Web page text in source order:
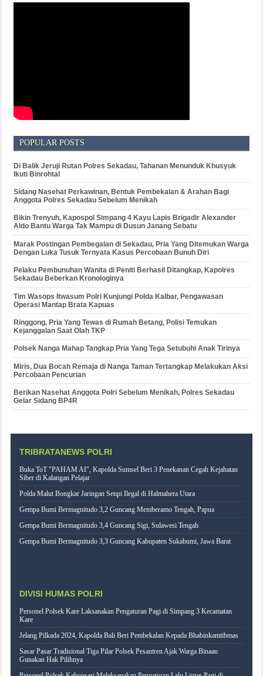
POPULAR POSTS
Di Balik Jeruji Rutan Polres Sekadau, Tahanan Menunduk Khusyuk
Ikuti Binrohtal
Sidang Nasehat Perkawinan, Bentuk Pembekalan & Arahan Bagi
Anggota Polres Sekadau Sebelum Menikah
Bikin Trenyuh, Kapospol Simpang 4 Kayu Lapis Brigadir Alexander
Aldo Bantu Warga Tak Mampu di Dusun Janang Sebatu
Marak Postingan Pembegalan di Sekadau, Pria Yang Ditemukan Warga
Dengan Luka Tusuk Ternyata Kasus Percobaan Bunuh Diri
Pelaku Pembunuhan Wanita di Peniti Berhasil Ditangkap, Kapolres
Sekadau Beberkan Kronologinya
Tim Wasops Itwasum Polri Kunjungi Polda Kalbar, Pengawasan
Operasi Mantap Brata Kapuas
Ringgong, Pria Yang Tewas di Rumah Betang, Polisi Temukan
Kejanggalan Saat Olah TKP
Polsek Nanga Mahap Tangkap Pria Yang Tega Setubuhi Anak Tirinya
Miris, Dua Bocah Remaja di Nanga Taman Tertangkap Melakukan Aksi
Percobaan Pencurian
Berikan Nasehat Anggota Polri Sebelum Menikah, Polres Sekadau
Gelar Sidang BP4R
TRIBRATANEWS POLRI
Buka ToT "PAHAM AI", Kapolda Sumsel Beri 3 Penekanan Cegah Kejahatan
Siber di Kalangan Pelajar
Polda Malut Bongkar Jaringan Senpi Ilegal di Halmahera Utara
Gempa Bumi Bermagnitudo 3,2 Guncang Memberamo Tengah, Papua
Gempa Bumi Bermagnitudo 3,4 Guncang Sigi, Sulawesi Tengah
Gempa Bumi Bermagnitudo 3,3 Guncang Kabupaten Sukabumi, Jawa Barat
DIVISI HUMAS POLRI
Personel Polsek Kare Laksanakan Pengaturan Pagi di Simpang 3 Kecamatan
Kare
Jelang Pilkada 2024, Kapolda Bali Beri Pembekalan Kepada Bhabinkamtibmas
Sasar Pasar Tradisional Tiga Pilar Polsek Pesantren Ajak Warga Binaan
Gunakan Hak Pilihnya